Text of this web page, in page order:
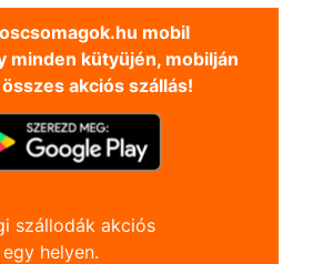
mobil
minden kütyüjén, mobilján
akciós szállás!
szállodák akciós
helyen.